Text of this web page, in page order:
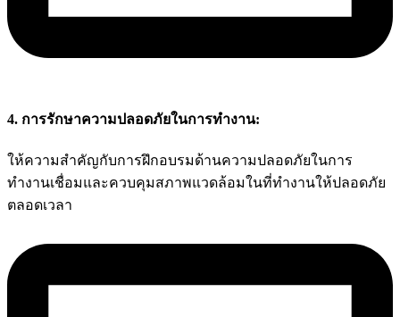
4. การรักษาความปลอดภัยในการทำงาน:
ให้ความสำคัญกับการฝึกอบรมด้านความปลอดภัยในการ
ทำงานเชื่อมและควบคุมสภาพแวดล้อมในที่ทำงานให้ปลอดภัย
ตลอดเวลา